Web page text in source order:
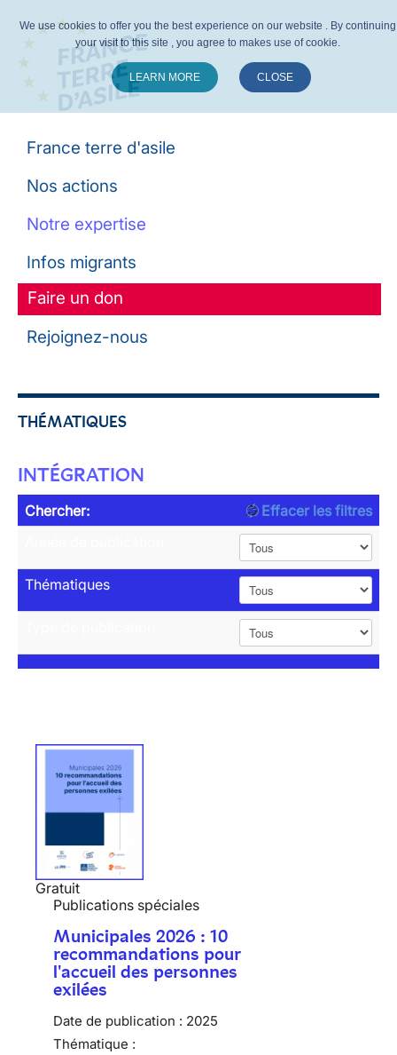
France terre d'asile
Nos actions
Notre expertise
Infos migrants
Faire un don
Rejoignez-nous
THÉMATIQUES
INTÉGRATION
Chercher:
Effacer les filtres
Thématiques
Gratuit
Publications spéciales
Municipales 2026 : 10
recommandations pour
l'accueil des personnes
exilées
Date de publication : 2025
Thématique :
We use cookies to offer you the best experience on our website . By continuing
your visit to this site , you agree to makes use of cookie.
LEARN MORE CLOSE